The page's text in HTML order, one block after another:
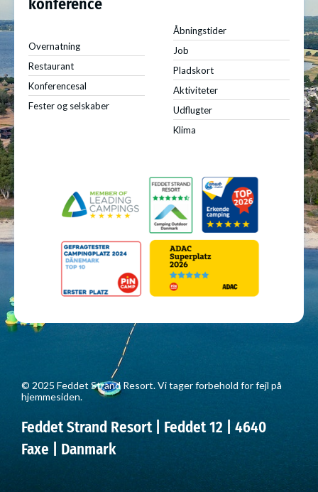
Overnatning
Restaurant
Konferencesal
Fester og selskaber
Åbningstider
Job
Pladskort
Aktiviteter
Udflugter
Klima
© 2025 Feddet Strand Resort. Vi tager forbehold for fejl på
hjemmesiden.
Feddet Strand Resort | Feddet 12 | 4640
Faxe | Danmark